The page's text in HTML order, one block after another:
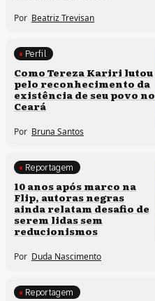
Por Beatriz Trevisan
Comunidades tradicionais
Perfil
Como Tereza Kariri lutou
pelo reconhecimento da
existência de seu povo no
Ceará
Por Bruna Santos
Processos artísticos
Reportagem
10 anos após marco na
Flip, autoras negras
ainda relatam desafio de
serem lidas sem
reducionismos
Por Duda Nascimento
Reportagem